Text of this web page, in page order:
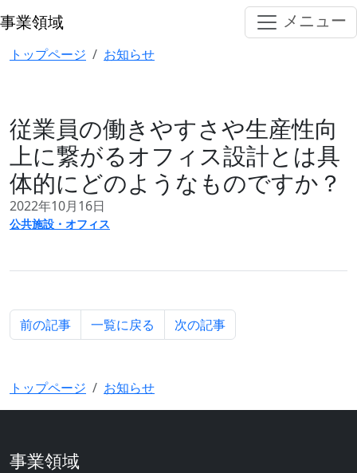
事業領域 メニュー
トップページ お知らせ
従業員の働きやすさや生産性向上に繋がるオフィス設計
従業員の働きやすさや生産性向
上に繋がるオフィス設計とは具
体的にどのようなものですか？
記事の公開日
2022年10月16日
記事のカテゴリ
公共施設・オフィス
前の記事 一覧に戻る 次の記事
トップページ お知らせ
従業員の働きやすさや生産性向上に繋がるオフィス設計
事業領域